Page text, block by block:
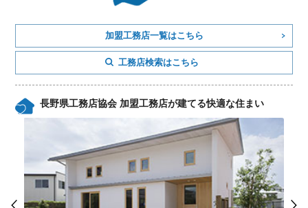
加盟工務店一覧はこちら
工務店検索はこちら
長野県工務店協会 加盟工務店が建てる快適な住まい